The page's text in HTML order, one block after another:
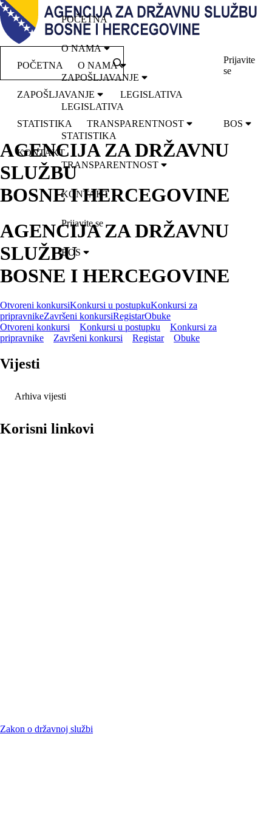
POČETNA O NAMA
ZAPOŠLJAVANJE LEGISLATIVA
STATISTIKA TRANSPARENTNOST
KONTAKT
Prijavite
se
BOS
AGENCIJA ZA DRŽAVNU
SLUŽBU
BOSNE I HERCEGOVINE
AGENCIJA ZA DRŽAVNU
SLUŽBU
BOSNE I HERCEGOVINE
Otvoreni konkursiKonkursi u postupkuKonkursi za
pripravnikeZavršeni konkursiRegistarObuke
Otvoreni konkursi
Konkursi u postupku
Konkursi za
pripravnike
Završeni konkursi Registar Obuke
Vijesti
Arhiva vijesti
Korisni linkovi
Zakon o državnoj službi
POČETNA
O NAMA
ZAPOŠLJAVANJE
LEGISLATIVA
STATISTIKA
TRANSPARENTNOST
KONTAKT
Prijavite se
BOS